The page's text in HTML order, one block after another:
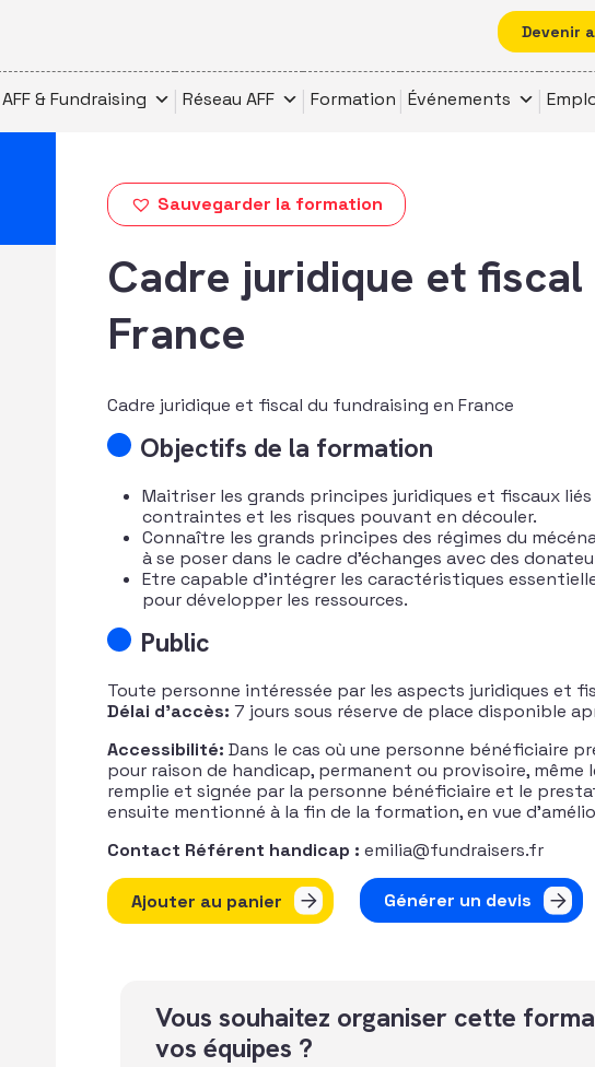
Devenir
AFF & Fundraising Réseau AFF Formation Événements
Sauvegarder la formation
Cadre juridique et
France
Cadre juridique et fiscal du fundraising en France
Objectifs de la formation
Maitriser les grands principes juridiques et fiscaux
contraintes et les risques pouvant en découler.
Connaître les grands principes des régimes du
à se poser dans le cadre d’échanges avec des
Etre capable d’intégrer les caractéristiques
pour développer les ressources.
Public
Toute personne intéressée par les aspects juridiques et
Délai d’accès: 7 jours sous réserve de place disponible
Accessibilité: Dans le cas où une personne bénéficiaire
pour raison de handicap, permanent ou provisoire,
remplie et signée par la personne bénéficiaire et le
ensuite mentionné à la fin de la formation, en vue
Contact Référent handicap :emilia@fundraisers.fr
quantité de Cadre juridique et fiscal du fundraising en
Ajouter au panier Générer un devis
Vous souhaitez organiser cette
vos équipes ?